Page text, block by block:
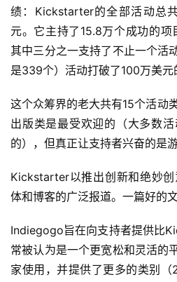
绩：Kickstarter的全部活动总
元。它主持了15.8万个成功的项
其中三分之一支持了不止一个活
是339个）活动打破了100万美元
这个众筹界的老大共有15个活动
出版类是最受欢迎的（大多数
的），但真正让支持者兴奋的是
Kickstarter以推出创新和绝妙
体和博客的广泛报道。一篇好的
Indiegogo旨在向支持者提供比
常被认为是一个更宽松和灵活的
家使用，并提供了更多的类别